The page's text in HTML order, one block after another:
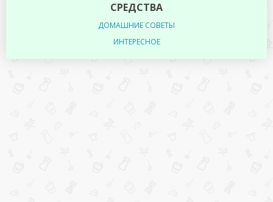
СРЕДСТВА
ДОМАШНИЕ СОВЕТЫ
ИНТЕРЕСНОЕ